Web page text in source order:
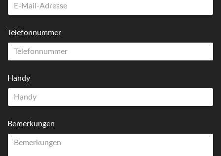
Telefonnummer
Handy
Bemerkungen